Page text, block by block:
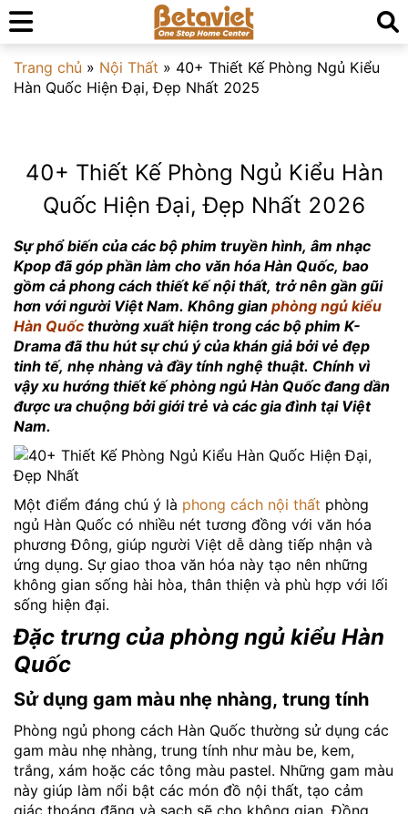
Trang chủ » Nội Thất » 40+ Thiết Kế Phòng Ngủ Kiểu
Hàn Quốc Hiện Đại, Đẹp Nhất 2025
40+ Thiết Kế Phòng Ngủ Kiểu Hàn
Quốc Hiện Đại, Đẹp Nhất 2026
Sự phổ biến của các bộ phim truyền hình, âm nhạc
Kpop đã góp phần làm cho văn hóa Hàn Quốc, bao
gồm cả phong cách thiết kế nội thất, trở nên gần gũi
hơn với người Việt Nam. Không gian phòng ngủ kiểu
Hàn Quốc thường xuất hiện trong các bộ phim K-
Drama đã thu hút sự chú ý của khán giả bởi vẻ đẹp
tinh tế, nhẹ nhàng và đầy tính nghệ thuật. Chính vì
vậy xu hướng thiết kế phòng ngủ Hàn Quốc đang dần
được ưa chuộng bởi giới trẻ và các gia đình tại Việt
Nam.
Một điểm đáng chú ý là phong cách nội thất phòng
ngủ Hàn Quốc có nhiều nét tương đồng với văn hóa
phương Đông, giúp người Việt dễ dàng tiếp nhận và
ứng dụng. Sự giao thoa văn hóa này tạo nên những
không gian sống hài hòa, thân thiện và phù hợp với lối
sống hiện đại.
Đặc trưng của phòng ngủ kiểu Hàn
Quốc
Sử dụng gam màu nhẹ nhàng, trung tính
Phòng ngủ phong cách Hàn Quốc thường sử dụng các
gam màu nhẹ nhàng, trung tính như màu be, kem,
trắng, xám hoặc các tông màu pastel. Những gam màu
này giúp làm nổi bật các món đồ nội thất, tạo cảm
giác thoáng đãng và sạch sẽ cho không gian. Đồng